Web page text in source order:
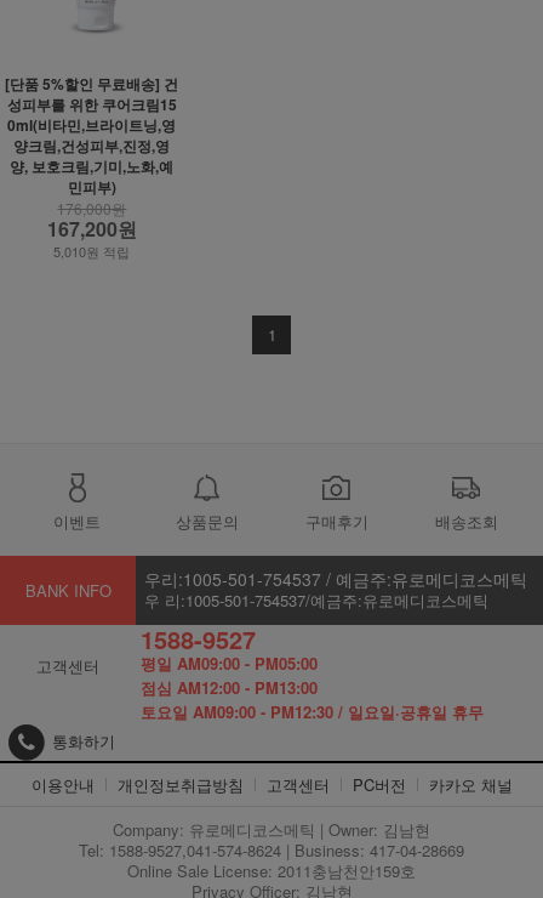
[단품 5%할인 무료배송] 건
성피부를 위한 쿠어크림15
0ml(비타민,브라이트닝,영
양크림,건성피부,진정,영
양, 보호크림,기미,노화,예
민피부)
176,000원
167,200원
5,010원 적립
1
이벤트 상품문의 구매후기 배송조회
BANK INFO 우리:1005-501-754537 / 예금주:유로메디코스메틱
우 리:1005-501-754537/예금주:유로메디코스메틱
고객센터
1588-9527
평일 AM09:00 - PM05:00
점심 AM12:00 - PM13:00
토요일 AM09:00 - PM12:30 / 일요일·공휴일 휴무
통화하기
이용안내
개인정보취급방침 고객센터 PC버전
카카오 채널
Company: 유로메디코스메틱 | Owner: 김남현
Tel: 1588-9527,041-574-8624 | Business: 417-04-28669
Online Sale License: 2011충남천안159호
Privacy Officer: 김남현